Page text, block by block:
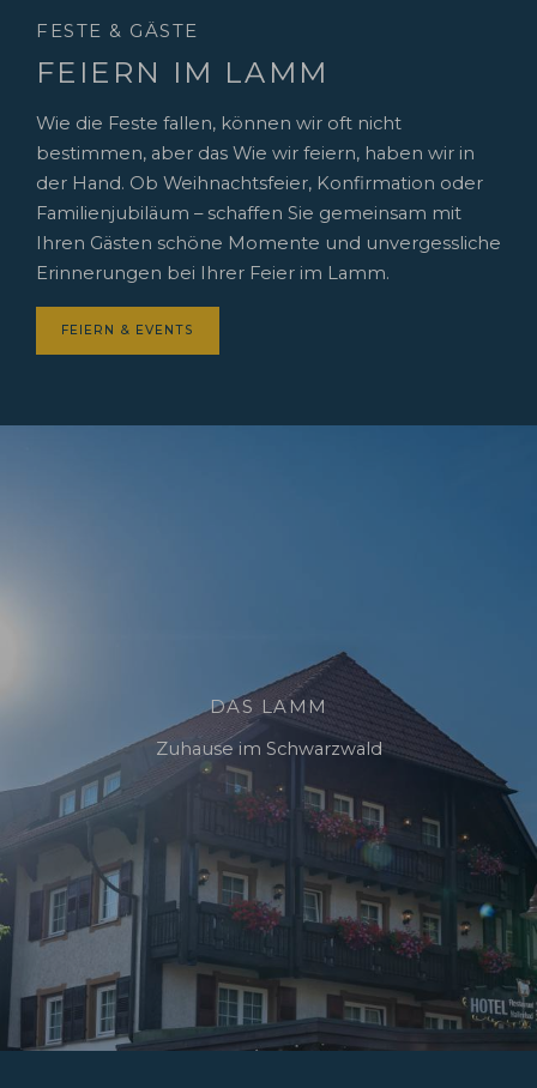
FESTE & GÄSTE
FEIERN IM LAMM
Wie die Feste fallen, können wir oft nicht
bestimmen, aber das Wie wir feiern, haben wir in
der Hand. Ob Weihnachtsfeier, Konfirmation oder
Familienjubiläum – schaffen Sie gemeinsam mit
Ihren Gästen schöne Momente und unvergessliche
Erinnerungen bei Ihrer Feier im Lamm.
FEIERN & EVENTS
DAS LAMM
Zuhause im Schwarzwald